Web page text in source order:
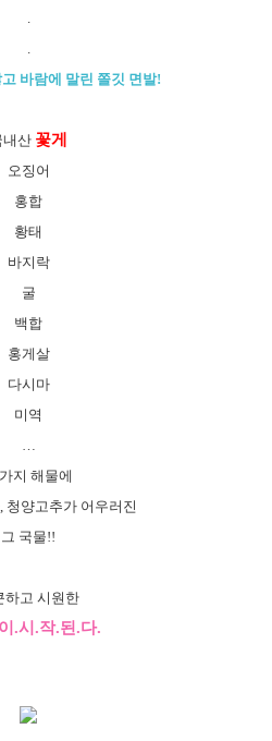
바람에 말린 쫄깃 면발!
내산 꽃게
오징어
홍합
황태
바지락
굴
백합
홍게살
다시마
미역
지 해물에
청양고추가 어우러진
그 국물!!
하고 시원한
.시.작.된.다.